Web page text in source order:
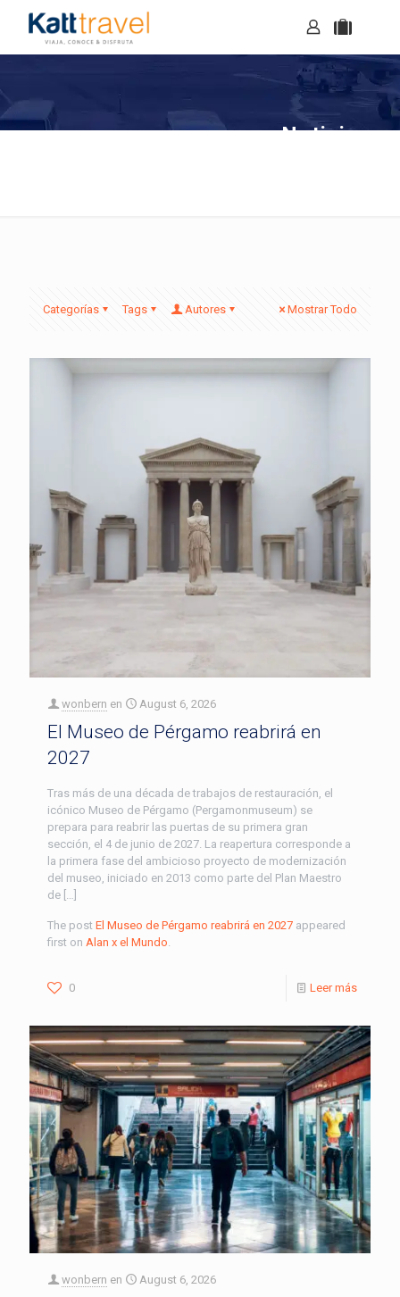
Noticias
Categorías Tags Autores Mostrar Todo
wonbern en August 6, 2026
El Museo de Pérgamo reabrirá en
2027
Tras más de una década de trabajos de restauración, el
icónico Museo de Pérgamo (Pergamonmuseum) se
prepara para reabrir las puertas de su primera gran
sección, el 4 de junio de 2027. La reapertura corresponde a
la primera fase del ambicioso proyecto de modernización
del museo, iniciado en 2013 como parte del Plan Maestro
de […]
The post El Museo de Pérgamo reabrirá en 2027 appeared
first on Alan x el Mundo.
0 Leer más
wonbern en August 6, 2026